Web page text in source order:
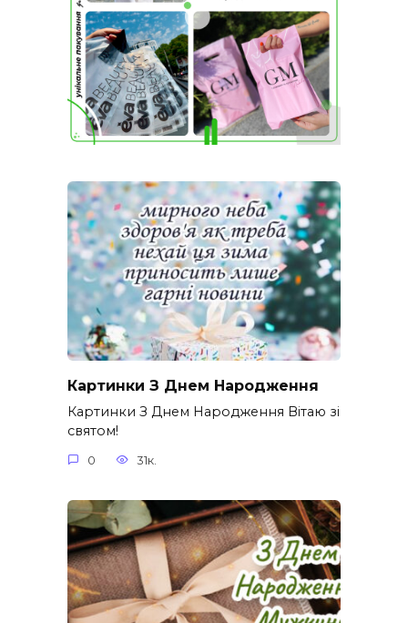
Картинки З Днем Народження
Картинки З Днем Народження Вітаю зі
святом!
0 31к.